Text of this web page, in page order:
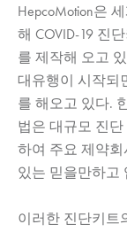
HepcoMotion은
해 COVID-19 진
를 제작해 오고
대유행이 시작되
를 해오고 있다.
법은 대규모 진
하여 주요 제약
있는 믿을만하고
이러한 진단키트